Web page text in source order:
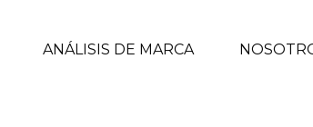
ANÁLISIS DE MARCA